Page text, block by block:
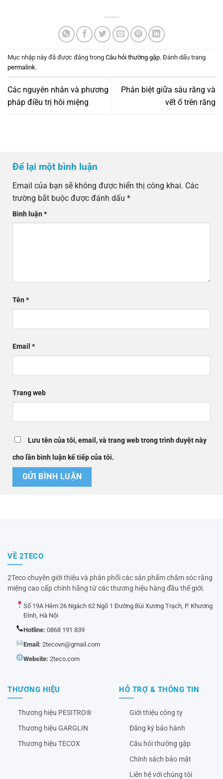
Mục nhập này đã được đăng trong Câu hỏi thường gặp. Đánh dấu trang
permalink.
Các nguyên nhân và phương
pháp điều trị hôi miệng
Phân biệt giữa sâu răng và
vết ố trên răng
Để lại một bình luận
Email của bạn sẽ không được hiển thị công khai. Các
trường bắt buộc được đánh dấu *
Bình luận*
Tên*
Email *
Trang web
Lưu tên của tôi, email, và trang web trong trình duyệt này
cho lần bình luận kế tiếp của tôi.
VỀ 2TECO
2Teco chuyên giới thiệu và phân phối các sản phẩm chăm sóc răng
miệng cao cấp chính hãng từ các thương hiệu hàng đầu thế giới.
Số 19A Hẻm 26 Ngách 62 Ngõ 1 Đường Bùi Xương Trạch, P. Khương
Đình, Hà Nội
Hotline: 0868 191 839
Email: 2tecovn@gmail.com
Website: 2teco.com
THƯƠNG HIỆU
Thương hiệu PESITRO®
Thương hiệu GARGLIN
Thương hiệu TECOX
HỖ TRỢ & THÔNG TIN
Giới thiệu công ty
Đăng ký bảo hành
Câu hỏi thường gặp
Chính sách bảo mật
Liên hệ với chúng tôi